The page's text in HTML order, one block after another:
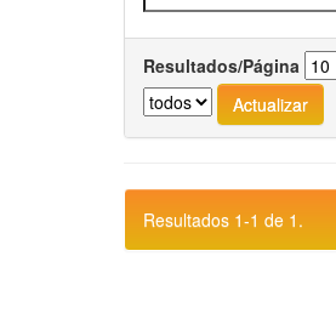
Resultados/Página
Resultados 1-1 de 1.